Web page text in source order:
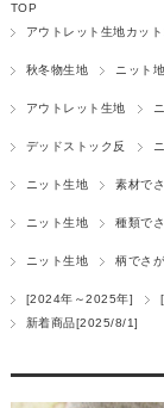
TOP
アウトレット生地カッ
秋冬物生地 ニット地
アウトレット生地
デッドストック反
ニット生地 素材で
ニット生地 種類で
ニット生地 柄でさ
[2024年～2025年]
新着商品[2025/8/1]